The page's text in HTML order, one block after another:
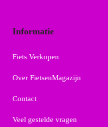
Informatie
Fiets Verkopen
Over FietsenMagazijn
Contact
Veel gestelde vragen